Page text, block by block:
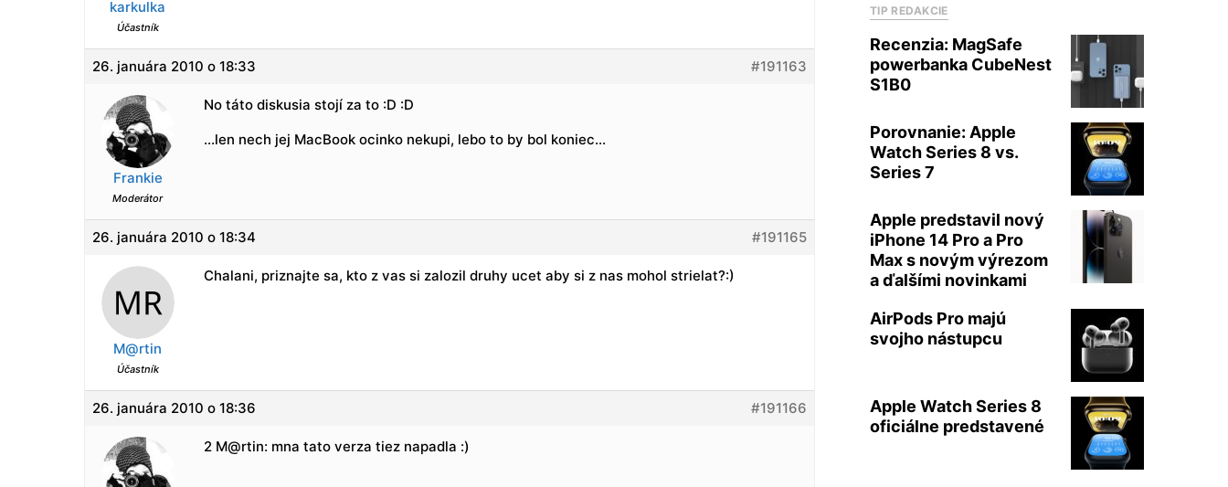
karkulka
Účastník
26. januára 2010 o 18:33 #191163
Frankie
Moderátor
No táto diskusia stojí za to :D :D
…len nech jej MacBook ocinko nekupi, lebo to by bol koniec…
26. januára 2010 o 18:34 #191165
M@rtin
Účastník
Chalani, priznajte sa, kto z vas si zalozil druhy ucet aby si z nas mohol strielat?:)
26. januára 2010 o 18:36 #191166
2 M@rtin: mna tato verza tiez napadla :)
TIP REDAKCIE
Recenzia: MagSafe
powerbanka CubeNest
S1B0
Porovnanie: Apple
Watch Series 8 vs.
Series 7
Apple predstavil nový
iPhone 14 Pro a Pro
Max s novým výrezom
a ďalšími novinkami
AirPods Pro majú
svojho nástupcu
Apple Watch Series 8
oficiálne predstavené